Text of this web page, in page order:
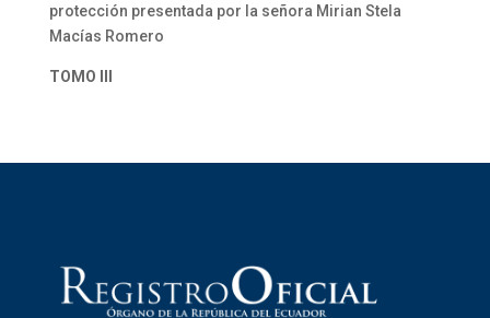
protección presentada por la señora Mirian Stela
Macías Romero
TOMO III